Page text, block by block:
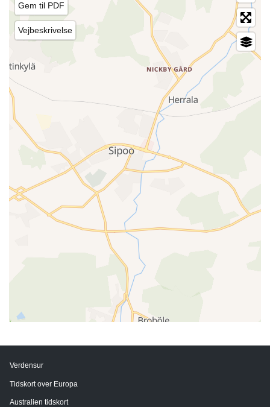
Gem til PDF
Vejbeskrivelse
Verdensur
Tidskort over Europa
Australien tidskort